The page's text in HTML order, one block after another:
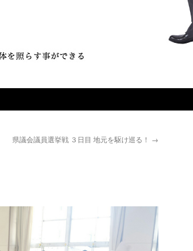
県議会議員選挙戦 ３日目 地元を駆け巡る！ →